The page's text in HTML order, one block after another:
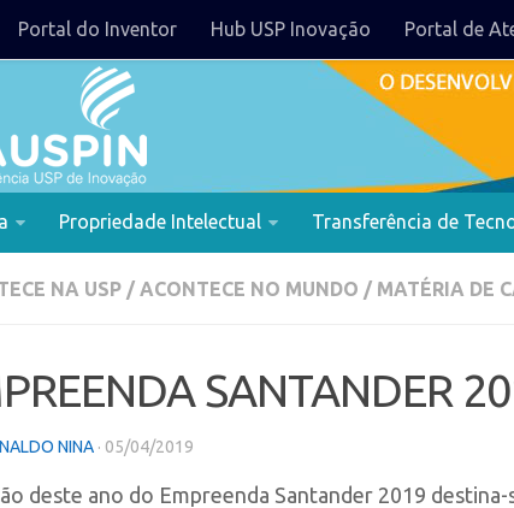
Portal do Inventor Hub USP Inovação Portal de
Propriedade Intelectual Transferência de
NA USP / ACONTECE NO MUNDO / MATÉRIA DE
SANTANDER
NINA · 05/04/2019
deste ano do Empreenda Santander 2019